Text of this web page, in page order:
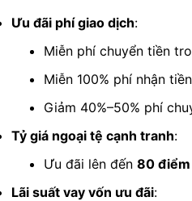
Ưu đãi phí giao dịch:
Miễn phí chuyển tiền
Miễn 100% phí nhận
Giảm 40%–50% phí
Tỷ giá ngoại tệ cạnh tranh:
Ưu đãi lên đến 80 điểm
Lãi suất vay vốn ưu đãi: